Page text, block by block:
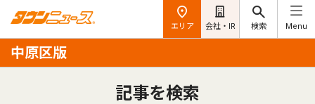
エリア 会社・IR 検索 Menu
中原区版
記事を検索